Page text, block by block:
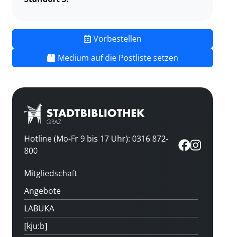
Vorbestellen
Medium auf die Postliste setzen
Hotline (Mo-Fr 9 bis 17 Uhr): 0316 872-
800
Mitgliedschaft
Angebote
LABUKA
[kju:b]